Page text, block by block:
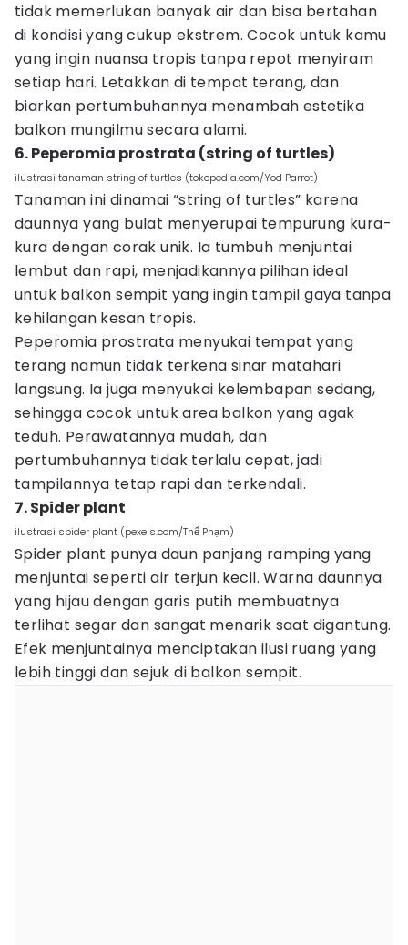
tidak memerlukan banyak air dan bisa bertahan
di kondisi yang cukup ekstrem. Cocok untuk kamu
yang ingin nuansa tropis tanpa repot menyiram
setiap hari. Letakkan di tempat terang, dan
biarkan pertumbuhannya menambah estetika
balkon mungilmu secara alami.
6. Peperomia prostrata (string of turtles)
ilustrasi tanaman string of turtles (tokopedia.com/Yod Parrot)
Tanaman ini dinamai “string of turtles” karena
daunnya yang bulat menyerupai tempurung kura-
kura dengan corak unik. Ia tumbuh menjuntai
lembut dan rapi, menjadikannya pilihan ideal
untuk balkon sempit yang ingin tampil gaya tanpa
kehilangan kesan tropis.
Peperomia prostrata menyukai tempat yang
terang namun tidak terkena sinar matahari
langsung. Ia juga menyukai kelembapan sedang,
sehingga cocok untuk area balkon yang agak
teduh. Perawatannya mudah, dan
pertumbuhannya tidak terlalu cepat, jadi
tampilannya tetap rapi dan terkendali.
7. Spider plant
ilustrasi spider plant (pexels.com/Thể Phạm)
Spider plant punya daun panjang ramping yang
menjuntai seperti air terjun kecil. Warna daunnya
yang hijau dengan garis putih membuatnya
terlihat segar dan sangat menarik saat digantung.
Efek menjuntainya menciptakan ilusi ruang yang
lebih tinggi dan sejuk di balkon sempit.